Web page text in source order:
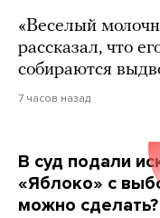
«Веселый
рассказал, что
собираются
7 часов назад
В суд подали
«Яблоко» с
можно сделать?